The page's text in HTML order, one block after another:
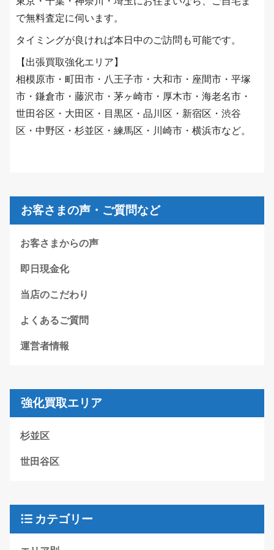
で無料査定に伺います。
タイミングが良ければ本日中のご訪問も可能です。
【出張買取強化エリア】
相模原市・町田市・八王子市・大和市・座間市・平塚
市・鎌倉市・藤沢市・茅ヶ崎市・厚木市・海老名市・
世田谷区・大田区・目黒区・品川区・新宿区・渋谷
区・中野区・杉並区・練馬区・川崎市・横浜市など。
お客さまの声・ご質問など
お客さまからの声
即日現金化
当店のこだわり
よくあるご質問
運営者情報
強化買取エリア
杉並区
世田谷区
カテゴリー